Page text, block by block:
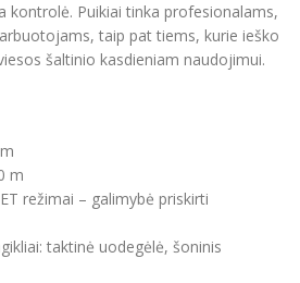
kontrolė. Puikiai tinka profesionalams,
taip pat tiems, kurie ieško
šaltinio kasdieniam naudojimui.
m
režimai – galimybė priskirti
taktinė uodegėlė, šoninis